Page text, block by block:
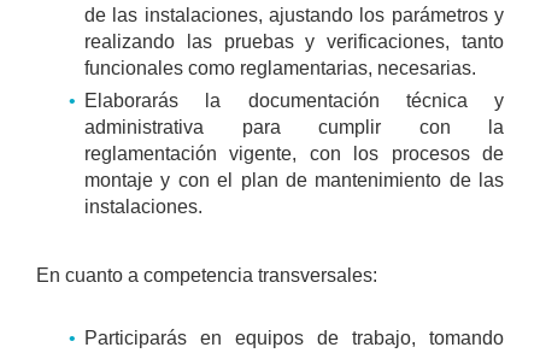
de las instalaciones, ajustando los parámetros y
realizando las pruebas y verificaciones, tanto
funcionales como reglamentarias, necesarias.
Elaborarás la documentación técnica y
administrativa para cumplir con la
reglamentación vigente, con los procesos de
montaje y con el plan de mantenimiento de las
instalaciones.
En cuanto a competencia transversales:
Participarás en equipos de trabajo, tomando